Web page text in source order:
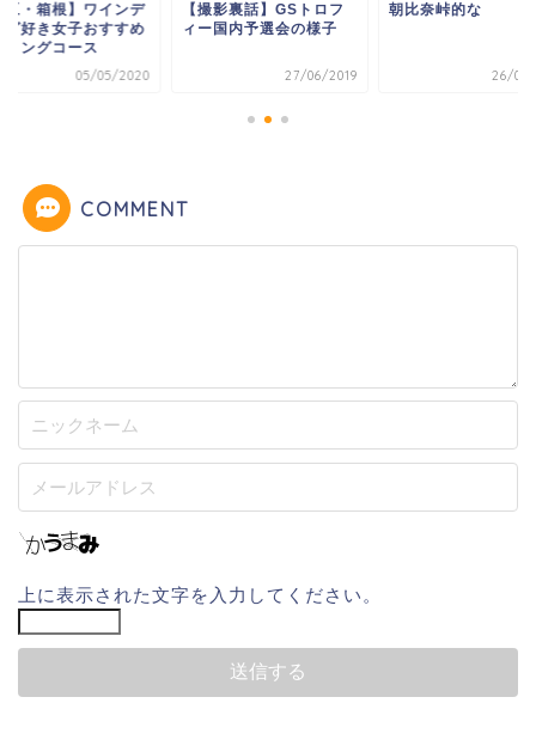
豆・箱根】ワインデ
グ好き女子おすすめ
リングコース
05/05/2020
【撮影裏話】GSトロフ
ィー国内予選会の様子
27/06/2019
朝比奈峠的な
26/02/
COMMENT
上に表示された文字を入力してください。